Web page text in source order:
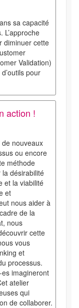
sa capacité
L’approche
diminuer cette
Validation)
pour
action !
nouveaux
ou encore
méthode
désirabilité
et la viabilité
et
nous aider à
de la
nous
cette
vous
et
processus.
imagineront
atelier
qui
de collaborer.